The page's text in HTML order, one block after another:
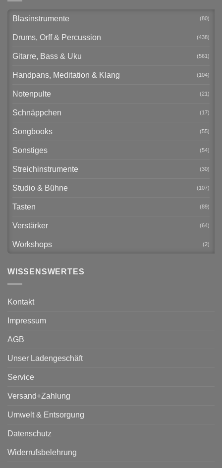
Blasinstrumente (80)
Drums, Orff & Percussion (438)
Gitarre, Bass & Uku (561)
Handpans, Meditation & Klang (104)
Notenpulte (21)
Schnäppchen (17)
Songbooks (55)
Sonstiges (54)
Streichinstrumente (30)
Studio & Bühne (107)
Tasten (89)
Verstärker (64)
Workshops (2)
WISSENSWERTES
Kontakt
Impressum
AGB
Unser Ladengeschäft
Service
Versand+Zahlung
Umwelt & Entsorgung
Datenschutz
Widerrufsbelehrung